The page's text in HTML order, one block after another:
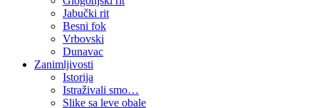
Jabučki rit
Besni fok
Vrbovski
Dunavac
Zanimljivosti
Istorija
Istraživali smo…
Slike sa leve obale